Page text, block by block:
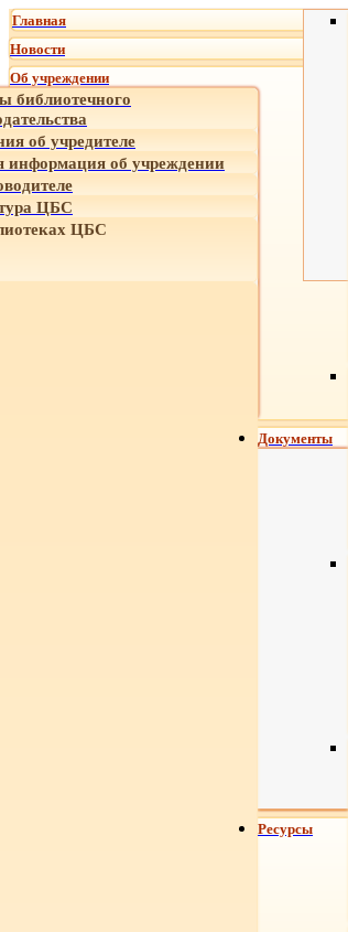
Главная
Новости
Об учреждении
библиотечного
об учредителе
об учреждении
ЦБС
ЦБС
Документы
Ресурсы